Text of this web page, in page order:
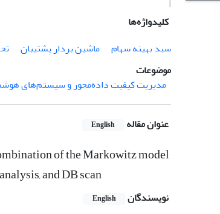
کلیدواژه‌ها
سبد بهینه سهام
ماشین بردار پشتیبان
موضوعات
مدیریت کیفیت داده‌محور و سیستم‌های
عنوان مقاله English
of the Markowitz model
and DB scan
نویسندگان English